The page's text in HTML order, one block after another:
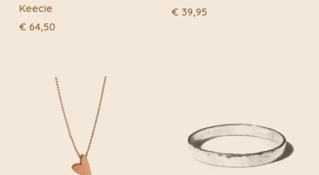
Keecie
€ 64,50
€ 39,95